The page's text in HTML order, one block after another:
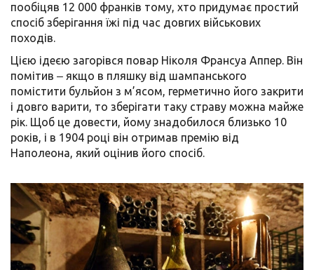
пообіцяв 12 000 франків тому, хто придумає простий
спосіб зберігання їжі під час довгих військових
походів.
Цією ідеєю загорівся повар Ніколя Франсуа Аппер. Він
помітив ‒ якщо в пляшку від шампанського
помістити бульйон з м’ясом, герметично його закрити
і довго варити, то зберігати таку страву можна майже
рік. Щоб це довести, йому знадобилося близько 10
років, і в 1904 році він отримав премію від
Наполеона, який оцінив його спосіб.